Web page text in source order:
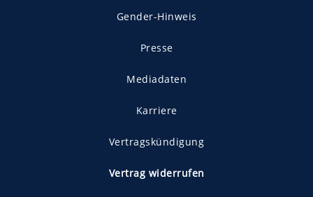
Gender-Hinweis
Presse
Mediadaten
Karriere
Vertragskündigung
Vertrag widerrufen